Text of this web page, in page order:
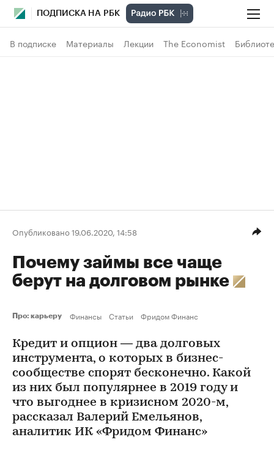
ПОДПИСКА НА РБК
В подписке Материалы Лекции The Economist
Опубликовано 19.06.2020, 14:58
Почему займы все чаще
берут на долговом рынке
Про: карьеру Финансы Статьи Фридом Финанс
Кредит и опцион — два долговых
инструмента, о которых в бизнес-
сообществе спорят бесконечно. Какой
из них был популярнее в 2019 году и
что выгоднее в кризисном 2020-м,
рассказал Валерий Емельянов,
аналитик ИК «Фридом Финанс»